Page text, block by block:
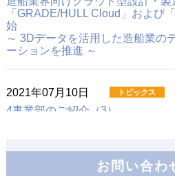
「GRADE/HULL Cloud」および
始
～ 3Dデータを活用した造船業の
ーションを推進 ～
2021年07月10日
4事業部のご紹介（3）
お問い合わ